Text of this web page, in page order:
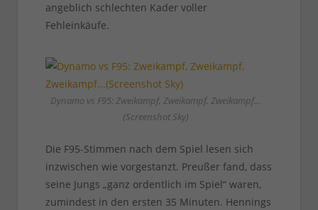
angeblich schlechten Kader voller
Fehleinkäufe.
Dynamo vs F95: Zweikampf, Zweikampf, Zweikampf…
(Screenshot Sky)
Die F95-Stimmen nach dem Spiel lesen sich
inzwischen wie vorgestanzt. Preußer fand, dass
seine Jungs „ganz ordentlich im Spiel“ waren,
zumindest in den ersten 35 Minuten. Hennings